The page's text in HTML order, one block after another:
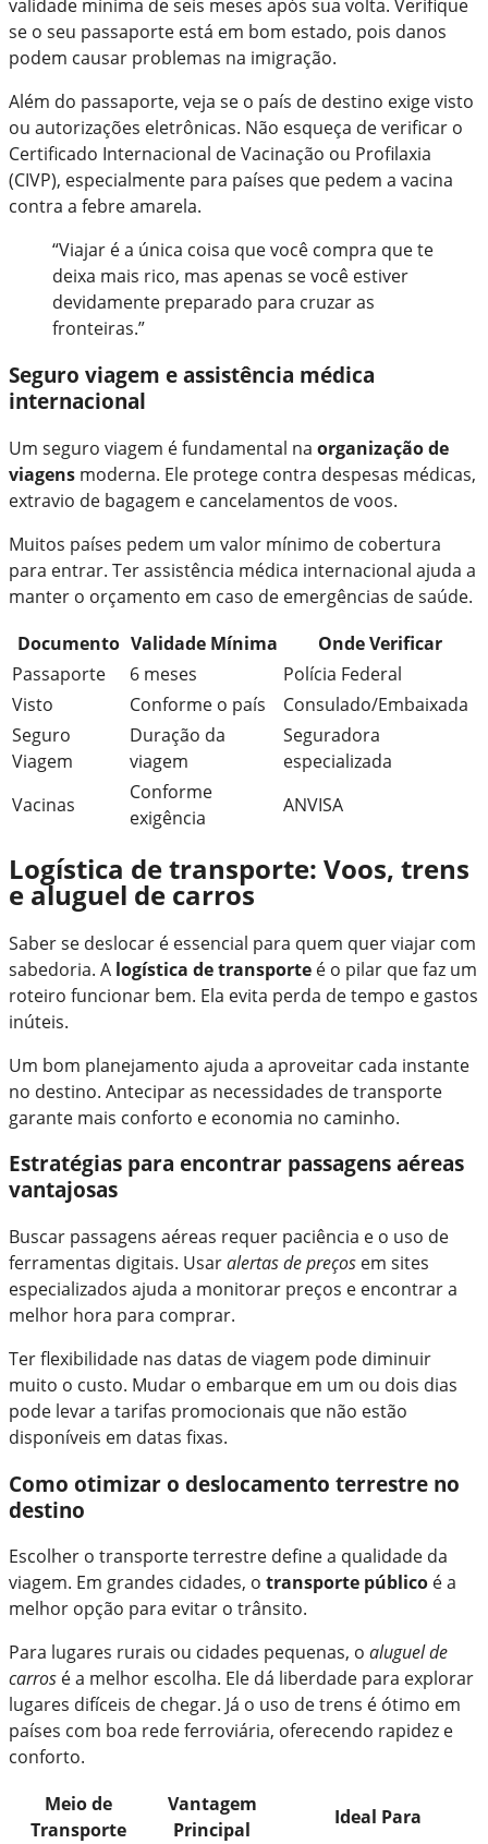
validade mínima de seis meses após sua volta. Verifique
se o seu passaporte está em bom estado, pois danos
podem causar problemas na imigração.
Além do passaporte, veja se o país de destino exige visto
ou autorizações eletrônicas. Não esqueça de verificar o
Certificado Internacional de Vacinação ou Profilaxia
(CIVP), especialmente para países que pedem a vacina
contra a febre amarela.
“Viajar é a única coisa que você compra que te
deixa mais rico, mas apenas se você estiver
devidamente preparado para cruzar as
fronteiras.”
Seguro viagem e assistência médica
internacional
Um seguro viagem é fundamental na organização de
viagens moderna. Ele protege contra despesas médicas,
extravio de bagagem e cancelamentos de voos.
Muitos países pedem um valor mínimo de cobertura
para entrar. Ter assistência médica internacional ajuda a
manter o orçamento em caso de emergências de saúde.
Documento Validade Mínima
Onde Verificar
Passaporte
6 meses
Polícia Federal
Visto
Conforme o país
Consulado/Embaixada
Seguro
Viagem
Duração da
viagem
Seguradora
especializada
Vacinas
Conforme
exigência
ANVISA
Logística de transporte: Voos, trens
e aluguel de carros
Saber se deslocar é essencial para quem quer viajar com
sabedoria. A logística de transporte é o pilar que faz um
roteiro funcionar bem. Ela evita perda de tempo e gastos
inúteis.
Um bom planejamento ajuda a aproveitar cada instante
no destino. Antecipar as necessidades de transporte
garante mais conforto e economia no caminho.
Estratégias para encontrar passagens aéreas
vantajosas
Buscar passagens aéreas requer paciência e o uso de
ferramentas digitais. Usaralertas de preços em sites
especializados ajuda a monitorar preços e encontrar a
melhor hora para comprar.
Ter flexibilidade nas datas de viagem pode diminuir
muito o custo. Mudar o embarque em um ou dois dias
pode levar a tarifas promocionais que não estão
disponíveis em datas fixas.
Como otimizar o deslocamento terrestre no
destino
Escolher o transporte terrestre define a qualidade da
viagem. Em grandes cidades, o transporte público é a
melhor opção para evitar o trânsito.
Para lugares rurais ou cidades pequenas, o aluguel de
carros é a melhor escolha. Ele dá liberdade para explorar
lugares difíceis de chegar. Já o uso de trens é ótimo em
países com boa rede ferroviária, oferecendo rapidez e
conforto.
Meio de
Transporte
Vantagem
Principal
Ideal Para